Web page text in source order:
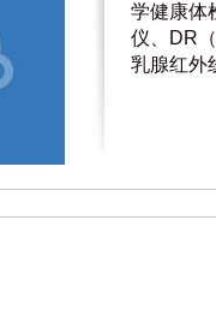
学健康体
仪、DR
乳腺红外